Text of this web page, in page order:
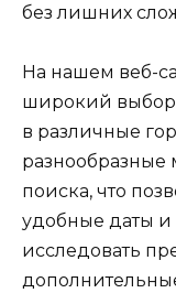
без лишних
На нашем веб-
широкий выбор
в различные
поиска, что
удобные даты и
исследовать